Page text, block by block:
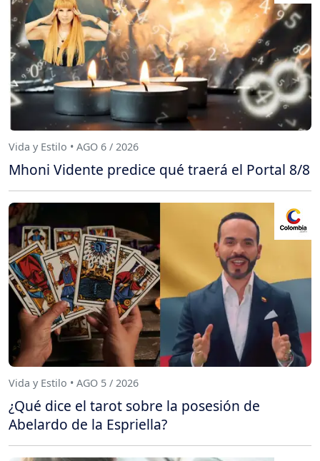
Vida y Estilo • AGO 6 / 2026
Mhoni Vidente predice qué traerá el Portal 8/8
Vida y Estilo • AGO 5 / 2026
¿Qué dice el tarot sobre la posesión de
Abelardo de la Espriella?